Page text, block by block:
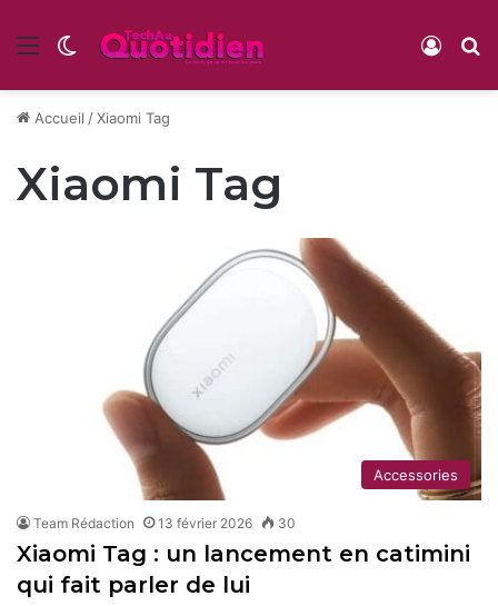
Menu Switch skin
Accueil /Xiaomi Tag
Xiaomi Tag
Accessories
Team Rédaction 13 février 2026 30
Xiaomi Tag : un lancement en catimini
qui fait parler de lui